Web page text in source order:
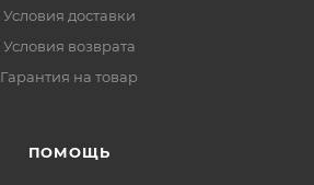
Условия доставки
Условия возврата
Гарантия на товар
ПОМОЩЬ